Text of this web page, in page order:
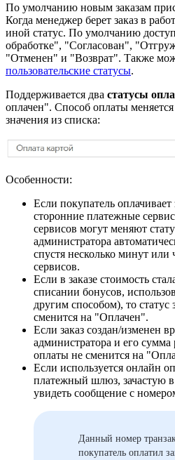
По умолчанию новым заказам
Когда менеджер берет заказ в
иной статус. По умолчанию
обработке", "Согласован",
"Отменен" и "Возврат". Также
пользовательские статусы.
Поддерживается два статусы
оплачен". Способ оплаты
значения из списка:
Особенности:
Если покупатель оплачивает
сторонние платежные
сервисов могут меняют
администратора
спустя несколько минут или
сервисов.
Если в заказе стоимость
списании бонусов,
другим способом), то статус
сменится на "Оплачен".
Если заказ создан/изменен
администратора и его сумма
оплаты не сменится на
Если используется онлайн
платежный шлюз, зачастую в
увидеть сообщение с
Данный номер
покупатель оплатил